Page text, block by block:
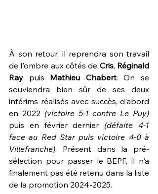
À son retour, il reprendra son travail
de l'ombre aux côtés de Cris, Réginald
Ray puis Mathieu Chabert. On se
souviendra bien sûr de ses deux
intérims réalisés avec succès, d'abord
en 2022 (victoire 5-1 contre Le Puy)
puis en février dernier (défaite 4-1
face au Red Star puis victoire 4-0 à
Villefranche). Présent dans la pré-
sélection pour passer le BEPF, il n'a
finalement pas été retenu dans la liste
de la promotion 2024-2025.